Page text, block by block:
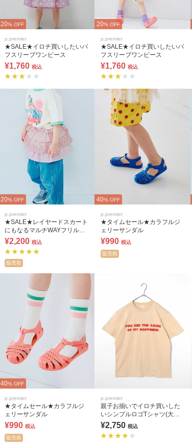
20% OFF
p.premier
★SALE★イロチ買いしたいパ
フスリーブワンピース
¥1,760 税込
20% OFF
p.premier
★SALE★イロチ買いしたいパ
フスリーブワンピース
¥1,760 税込
20% OFF
p.premier
★SALE★レイヤードスカート
にもなるマルチWAYフリルキ
ャミ リンク
¥2,200 税込
販売前
40% OFF
p.premier
★タイムセール★カラフルジ
ェリーサンダル
¥990 税込
販売前
40% OFF
p.premier
★タイムセール★カラフルジ
ェリーサンダル
¥990 税込
販売前
p.premier
親子お揃いでイロチ買いした
いシンプルロゴTシャツ(大人)
全9色 リンク
¥2,750 税込